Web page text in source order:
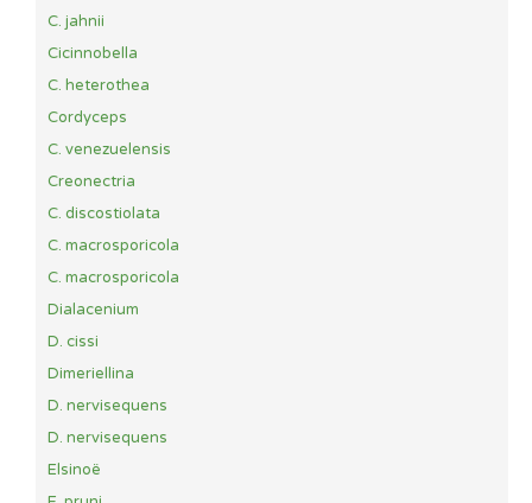
C. jahnii
Cicinnobella
C. heterothea
Cordyceps
C. venezuelensis
Creonectria
C. discostiolata
C. macrosporicola
C. macrosporicola
Dialacenium
D. cissi
Dimeriellina
D. nervisequens
D. nervisequens
Elsinoë